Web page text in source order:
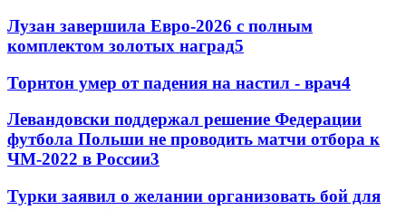
Лузан завершила Евро-2026 с полным
комплектом золотых наград5
Торнтон умер от падения на настил - врач4
Левандовски поддержал решение Федерации
футбола Польши не проводить матчи отбора к
ЧМ-2022 в России3
Турки заявил о желании организовать бой для